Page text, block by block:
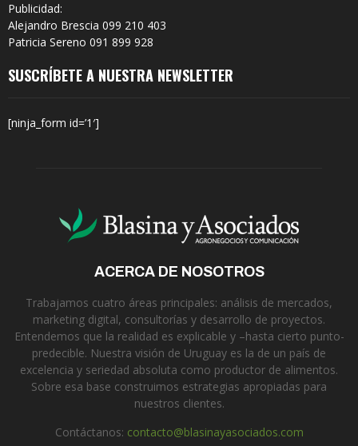
Publicidad:
Alejandro Brescia 099 210 403
Patricia Sereno 091 899 928
SUSCRÍBETE A NUESTRA NEWSLETTER
[ninja_form id=’1′]
ACERCA DE NOSOTROS
Trabajamos cuatro áreas principales: análisis de mercados,
marketing digital, consultorías y desarrollo de proyectos.
Entendemos que la realidad es explicable y –hasta cierto punto-
predecible. Nuestra visión de Uruguay es la de un país de
excelencia y seriedad absoluta como productor de alimentos.
Sobre esa base construimos estrategias apropiadas para
nuestros clientes.
Contáctanos: contacto@blasinayasociados.com